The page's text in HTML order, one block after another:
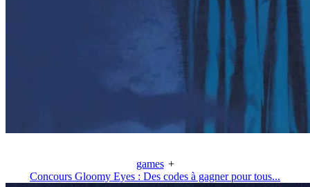
games +
Concours Gloomy Eyes : Des codes à gagner pour tous...